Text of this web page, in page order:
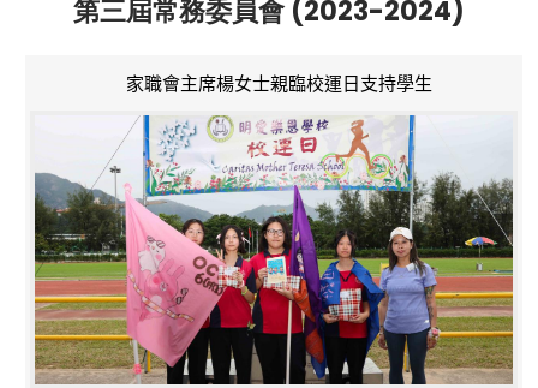
第三屆常務委員會 (2023-2024)
家職會主席楊女士親臨校運日支持學生